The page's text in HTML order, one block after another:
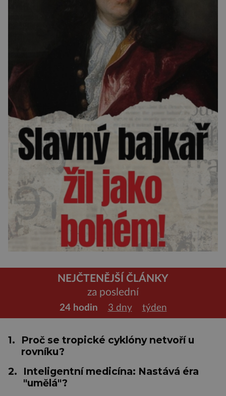
NEJČTENĚJŠÍ ČLÁNKY
za poslední
24 hodin 3 dny týden
1.
Proč se tropické cyklóny netvoří u
rovníku?
2.
Inteligentní medicína: Nastává éra
"umělá"?